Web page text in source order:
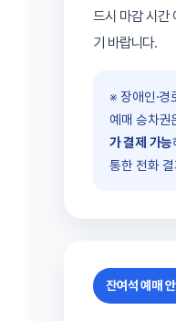
드시 마감 시간
기 바랍니다.
※ 장애인·경
예매 승차권
가 결제 가능
통한 전화
잔여석 예매